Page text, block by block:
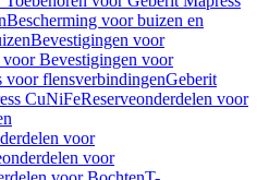
Bescherming voor buizen en
Bevestigingen voor
voor Bevestigingen voor
voor flensverbindingenGeberit
CuNiFeReserveonderdelen voor
voor
voor